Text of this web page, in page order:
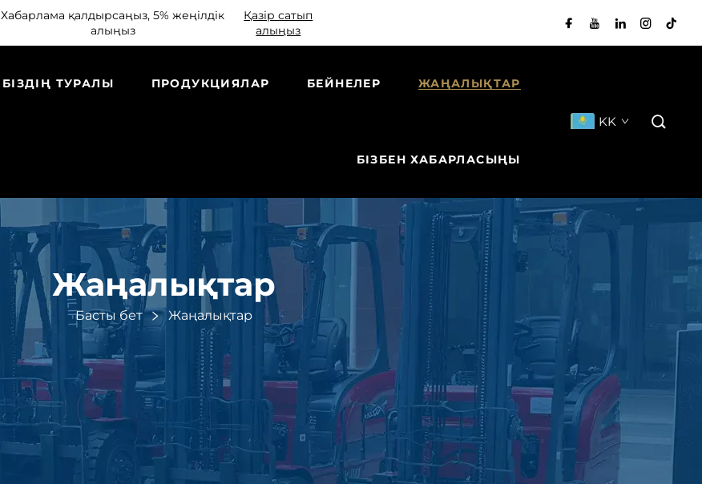
Хабарлама қалдырсаңыз, 5% жеңілдік
алыңыз
Қазір сатып
алыңыз
БІЗДІҢ ТУРАЛЫ ПРОДУКЦИЯЛАР БЕЙНЕЛЕР ЖАҢАЛЫҚТАР
БІЗБЕН ХАБАРЛАСЫҢЫ
KK
Жаңалықтар
Басты бет Жаңалықтар